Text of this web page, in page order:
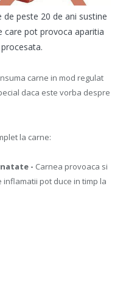
peste 20 de ani sustine
care pot provoca aparitia
carne in mod regulat
daca este vorba despre
la carne:
- Carnea provoaca si
pot duce in timp la